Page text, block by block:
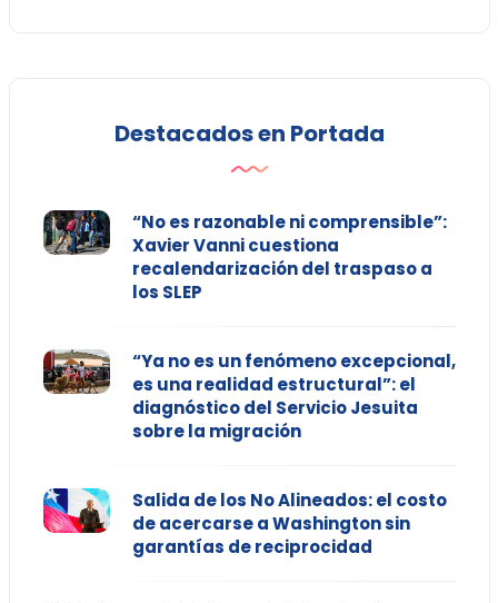
Destacados en Portada
“No es razonable ni comprensible”:
Xavier Vanni cuestiona
recalendarización del traspaso a
los SLEP
“Ya no es un fenómeno excepcional,
es una realidad estructural”: el
diagnóstico del Servicio Jesuita
sobre la migración
Salida de los No Alineados: el costo
de acercarse a Washington sin
garantías de reciprocidad